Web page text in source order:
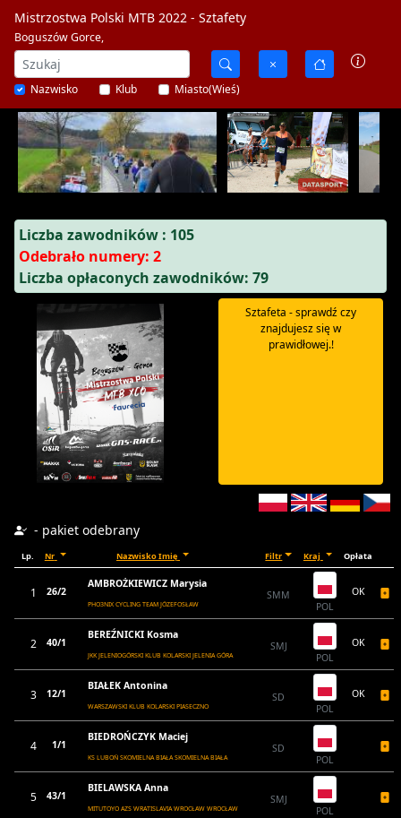
Mistrzostwa Polski MTB 2022 - Sztafety
Boguszów Gorce,
Nazwisko Klub Miasto(Wieś)
Liczba zawodników : 105
Odebrało numery: 2
Liczba opłaconych zawodników: 79
Sztafeta - sprawdź czy
znajdujesz się w
prawidłowej.!
- pakiet odebrany
Lp. Nr Nazwisko Imię Filtr Kraj Opłata
1 26/2
AMBROŻKIEWICZ Marysia
PHO3NIX CYCLING TEAM JÓZEFOSŁAW
SMM
POL
OK
2 40/1
BEREŹNICKI Kosma
JKK JELENIOGÓRSKI KLUB KOLARSKI JELENIA GÓRA
SMJ
POL
OK
3 12/1
BIAŁEK Antonina
WARSZAWSKI KLUB KOLARSKI PIASECZNO
SD
POL
OK
4 1/1
BIEDROŃCZYK Maciej
KS LUBOŃ SKOMIELNA BIAŁA SKOMIELNA BIAŁA
SD
POL
5 43/1
BIELAWSKA Anna
MITUTOYO AZS WRATISLAVIA WROCŁAW WROCŁAW
SMJ
POL